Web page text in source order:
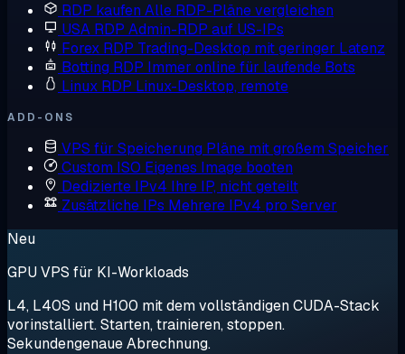
RDP kaufen Alle RDP-Pläne vergleichen
USA RDP Admin-RDP auf US-IPs
Forex RDP Trading-Desktop mit geringer Latenz
Botting RDP Immer online für laufende Bots
Linux RDP Linux-Desktop, remote
ADD-ONS
VPS für Speicherung Pläne mit großem Speicher
Custom ISO Eigenes Image booten
Dedizierte IPv4 Ihre IP, nicht geteilt
Zusätzliche IPs Mehrere IPv4 pro Server
Neu
GPU VPS für KI-Workloads
L4, L40S und H100 mit dem vollständigen CUDA-Stack
vorinstalliert. Starten, trainieren, stoppen.
Sekundengenaue Abrechnung.